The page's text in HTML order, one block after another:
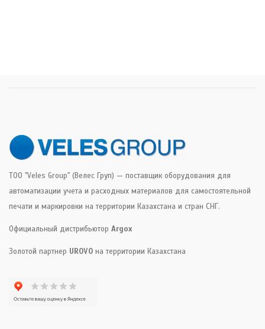
ТОО "Veles Group" (Велес Груп) — поставщик оборудования для
автоматизации учета и расходных материалов для самостоятельной
печати и маркировки на территории Казахстана и стран СНГ.
Официальный дистрибьютор Argox
Золотой партнер UROVO на территории Казахстана